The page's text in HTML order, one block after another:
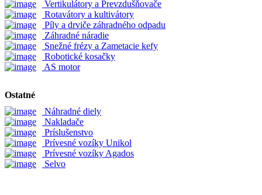
Vertikulátory a Prevzdušňovače
Rotavátory a kultivátory
Píly a drviče záhradného odpadu
Záhradné náradie
Snežné frézy a Zametacie kefy
Robotické kosačky
AS motor
Ostatné
Náhradné diely
Nakladače
Príslušenstvo
Prívesné vozíky Unikol
Prívesné vozíky Agados
Selvo